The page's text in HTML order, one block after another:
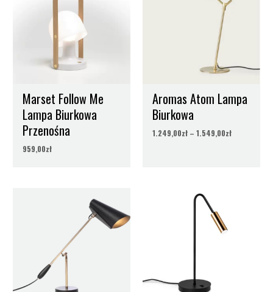
Wymiary
Materiał
Stopień ochrony
Marset Follow Me
Lampa Biurkowa
Przenośna
959,00zł
Aromas Atom Lampa
Biurkowa
1.249,00zł – 1.549,00zł